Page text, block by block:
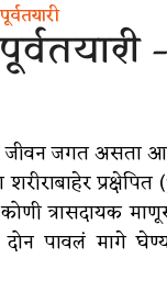
जीवन जगत असता
त्रासदायक
पावलं मागे